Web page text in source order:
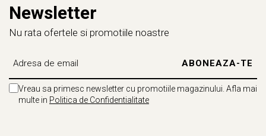
Newsletter
Nu rata ofertele si promotiile noastre
Vreau sa primesc newsletter cu promotiile magazinului. Afla mai
multe in Politica de Confidentialitate